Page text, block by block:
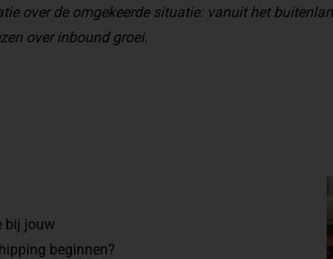
over de omgekeerde situatie: vanuit het
over inbound groei.
bij jouw
beginnen?